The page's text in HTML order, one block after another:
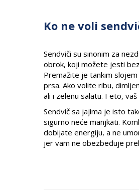
Ko ne voli
Sendviči su sinonim za
obrok, koji možete jesti
Premažite je tankim
prsa. Ako volite ribu,
ali i zelenu salatu. I eto,
Sendvič sa jajima je isto
sigurno neće manjkati.
dobijate energiju, a ne
jer vam ne obezbeđuje